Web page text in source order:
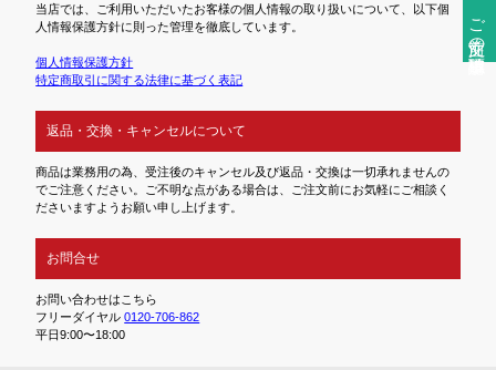
ご注文前の確認事項
当店では、ご利用いただいたお客様の個人情報の取り扱いについて、以下個
人情報保護方針に則った管理を徹底しています。
個人情報保護方針
特定商取引に関する法律に基づく表記
返品・交換・キャンセルについて
商品は業務用の為、受注後のキャンセル及び返品・交換は一切承れませんの
でご注意ください。ご不明な点がある場合は、ご注文前にお気軽にご相談く
ださいますようお願い申し上げます。
お問合せ
お問い合わせはこちら
フリーダイヤル0120-706-862
平日9:00〜18:00